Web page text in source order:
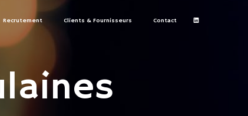
Recrutement Clients & Fournisseurs Contact